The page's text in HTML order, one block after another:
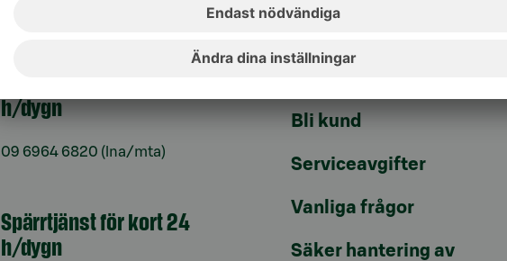
h/dygn
09 6964 6820 (lna/mta)
Spärrtjänst för kort 24
h/dygn
Uppdatera dina uppgifter
Kontrollera
Bli kund
Serviceavgifter
Vanliga frågor
Säker hantering av